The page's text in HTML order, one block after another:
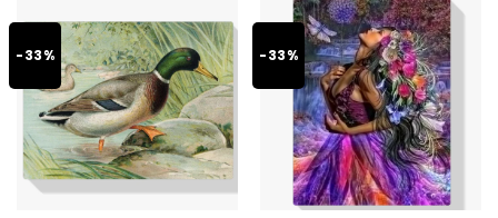
-33% -33%